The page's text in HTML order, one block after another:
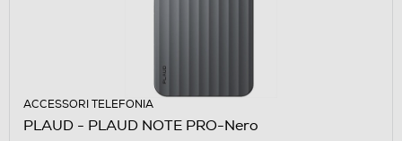
ACCESSORI TELEFONIA
PLAUD - PLAUD NOTE PRO-Nero